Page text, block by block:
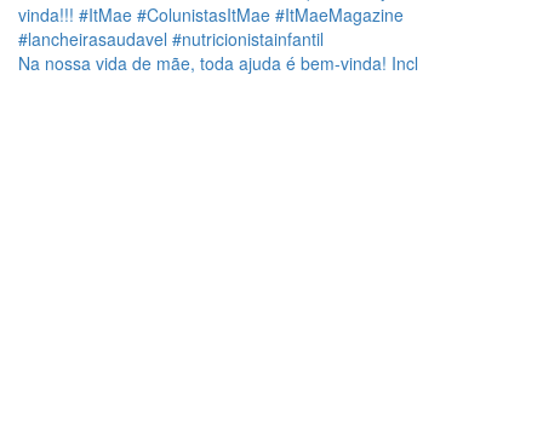
Na nossa vida de mãe, toda ajuda é bem-vinda! Incl